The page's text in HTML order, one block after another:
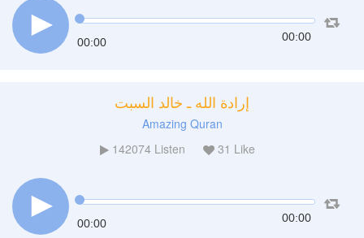
00:00 00:00
إرادة الله ـ خالد السبت
Amazing Quran
142074Listen 31 Like
00:00 00:00